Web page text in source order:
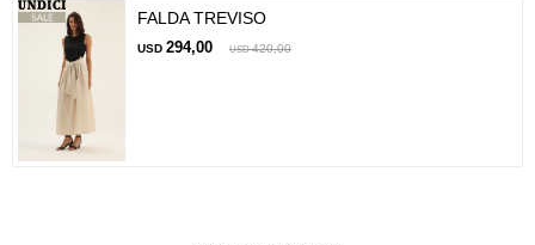
FALDA TREVISO
USD 294,00 USD 420,00